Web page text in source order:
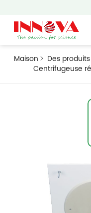
Maison Des produits
Centrifugeuse